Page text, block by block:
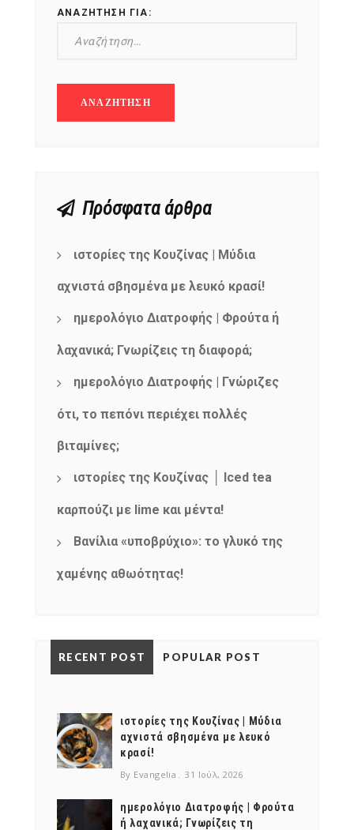
ΑΝΑΖΉΤΗΣΗ ΓΙΑ:
Πρόσφατα άρθρα
ιστορίες της Κουζίνας | Μύδια
αχνιστά σβησμένα με λευκό κρασί!
ημερολόγιο Διατροφής | Φρούτα ή
λαχανικά; Γνωρίζεις τη διαφορά;
ημερολόγιο Διατροφής | Γνώριζες
ότι, το πεπόνι περιέχει πολλές
βιταμίνες;
ιστορίες της Κουζίνας │ Iced tea
καρπούζι με lime και μέντα!
Βανίλια «υποβρύχιο»: το γλυκό της
χαμένης αθωότητας!
RECENT POST POPULAR POST
ιστορίες της Κουζίνας | Μύδια
αχνιστά σβησμένα με λευκό
κρασί!
By Evangelia 31 Ιούλ, 2026
ημερολόγιο Διατροφής | Φρούτα
ή λαχανικά; Γνωρίζεις τη